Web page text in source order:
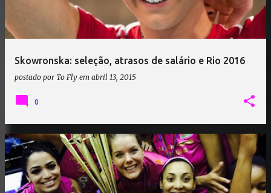
Skowronska: seleção, atrasos de salário e Rio 2016
postado por To Fly em abril 13, 2015
0